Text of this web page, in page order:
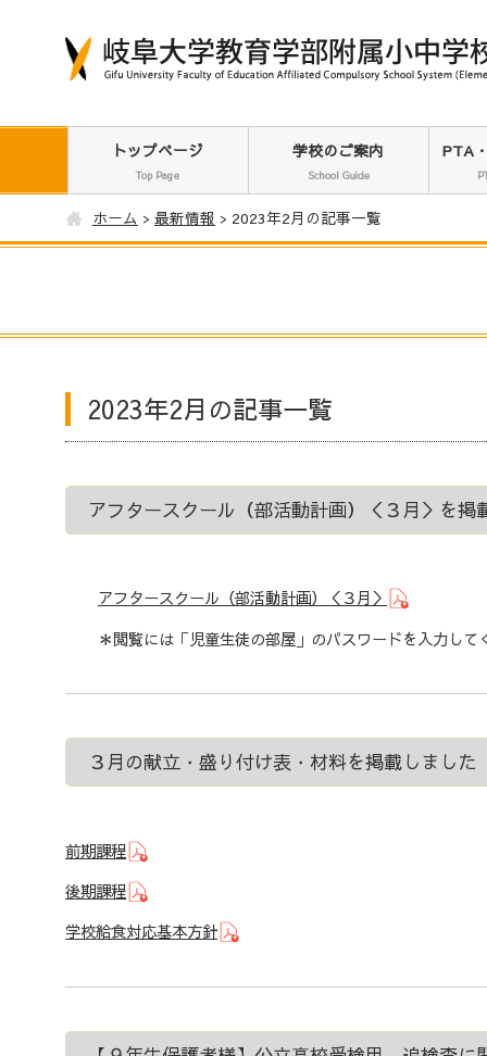
トップページ
Top Page
学校のご案内
School Guide
PTA
ホーム 最新情報 2023年2月の記事一覧
2023年2月の記事一覧
アフタースクール（部活動計画）＜３月＞を掲
アフタースクール（部活動計画）＜３月＞
＊閲覧には「児童生徒の部屋」のパスワードを入力して
３月の献立・盛り付け表・材料を掲載しました
前期課程
後期課程
学校給食対応基本方針